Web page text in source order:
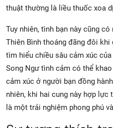
thuật thường là liều thuốc xoa
Tuy nhiên, tình bạn này cũng
Thiên Bình thoáng đãng đôi
tìm hiểu chiều sâu cảm xúc
Song Ngư tình cảm có thể
cảm xúc ở người bạn đồng
nhiên, khi hai cung này hợp lực
là một trải nghiệm phong phú